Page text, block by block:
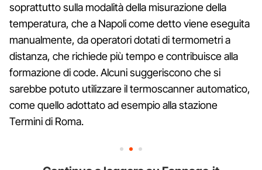
soprattutto sulla modalità della misurazione della
temperatura, che a Napoli come detto viene eseguita
manualmente, da operatori dotati di termometri a
distanza, che richiede più tempo e contribuisce alla
formazione di code. Alcuni suggeriscono che si
sarebbe potuto utilizzare il termoscanner automatico,
come quello adottato ad esempio alla stazione
Termini di Roma.